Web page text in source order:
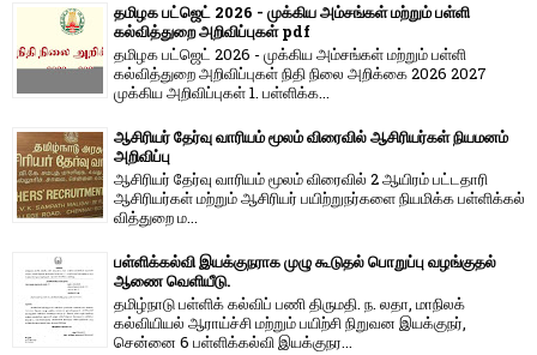
தமிழக பட்ஜெட் 2026 - முக்கிய அம்சங்கள் மற்றும் பள்ளி
கல்வித்துறை அறிவிப்புகள் pdf
தமிழக பட்ஜெட் 2026 - முக்கிய அம்சங்கள் மற்றும் பள்ளி
கல்வித்துறை அறிவிப்புகள் நிதி நிலை அறிக்கை 2026 2027
முக்கிய அறிவிப்புகள் 1. பள்ளிக்க...
ஆசிரியர் தேர்வு வாரியம் மூலம் விரைவில் ஆசிரியர்கள் நியமனம்
அறிவிப்பு
ஆசிரியர் தேர்வு வாரி​யம் மூலம் விரை​வில் 2 ஆயிரம் பட்​ட​தாரி
ஆசிரியர்​கள் மற்​றும் ஆசிரியர் பயிற்றுநர்​களை நியமிக்க பள்​ளிக்​கல்​
வித்​துறை ம...
பள்ளிக்கல்வி இயக்குநராக முழு கூடுதல் பொறுப்பு வழங்குதல்
ஆணை வெளியீடு.
தமிழ்நாடு பள்ளிக் கல்விப் பணி திருமதி. ந. லதா, மாநிலக்
கல்வியியல் ஆராய்ச்சி மற்றும் பயிற்சி நிறுவன இயக்குநர்,
சென்னை 6 பள்ளிக்கல்வி இயக்குநர...